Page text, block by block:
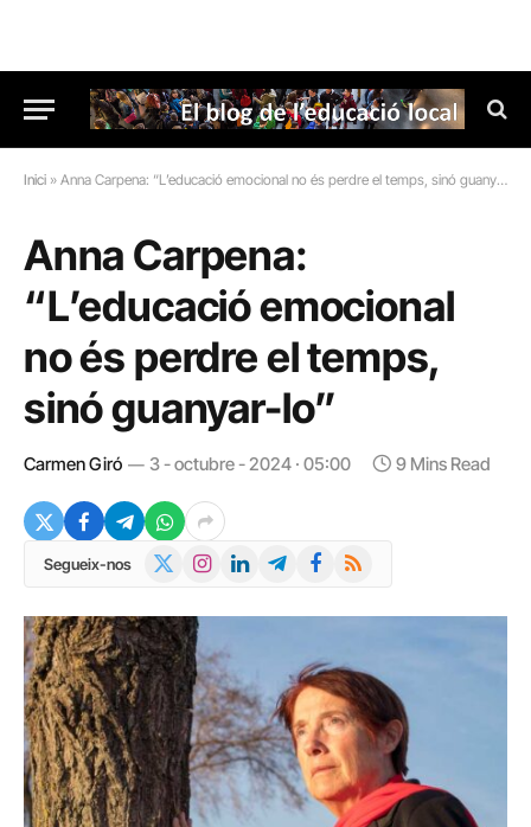
Inici » Anna Carpena: “L’educació emocional no és perdre el temps, sinó guanyar-lo”
Anna Carpena:
“L’educació emocional
no és perdre el temps,
sinó guanyar-lo”
Carmen Giró 3 - octubre - 2024 · 05:00 9 Mins Read
Segueix-nos InstagramLinkedInTelegramFacebook
RSS